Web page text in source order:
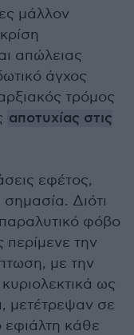
μάλλον
απώλειας
άγχος
τρόμος
αποτυχίας στις
εφέτος,
Διότι
φόβο
περίμενε την
με την
ως
μετέτρεψαν σε
εφιάλτη κάθε